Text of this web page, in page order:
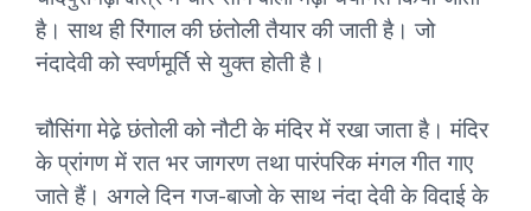
है। साथ ही रिंगाल की छंतोली तैयार की जाती है। जो
नंदादेवी को स्वर्णमूर्ति से युक्त होती है।
चौसिंगा मेढे़ छंतोली को नौटी के मंदिर में रखा जाता है। मंदिर
के प्रांगण में रात भर जागरण तथा पारंपरिक मंगल गीत गाए
जाते हैं। अगले दिन गज-बाजो के साथ नंदा देवी के विदाई के